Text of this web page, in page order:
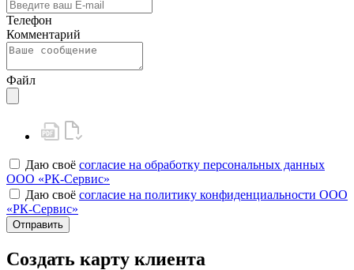
Телефон
Комментарий
Файл
Даю своё согласие на обработку персональных данных
ООО «РК-Сервис»
Даю своё согласие на политику конфиденциальности ООО
«РК-Сервис»
Отправить
Создать карту клиента